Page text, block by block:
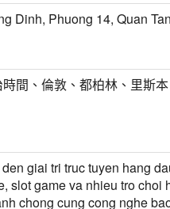
Dinh, Phuong 14, Quan
間、倫敦、都柏林、里斯
giai tri truc tuyen hang
slot game va nhieu tro
chong cung cong nghe